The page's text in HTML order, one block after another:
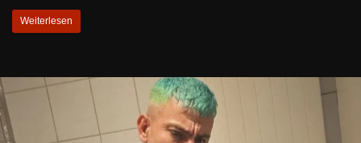
Weiterlesen